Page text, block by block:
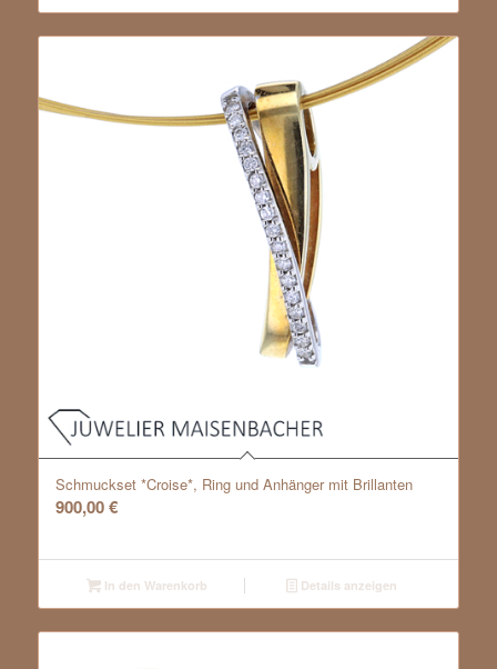
Schmuckset *Croise*, Ring und Anhänger mit Brillanten
900,00€
In den Warenkorb Details anzeigen